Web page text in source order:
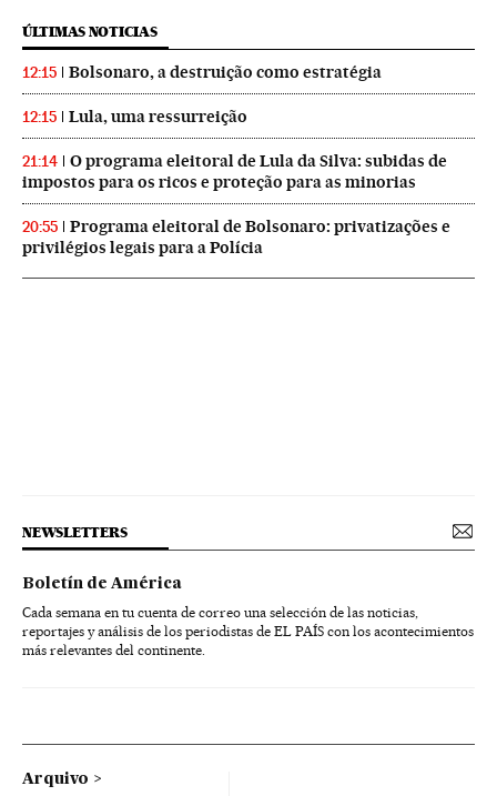
ÚLTIMAS NOTICIAS
12:15 Bolsonaro, a destruição como estratégia
12:15 Lula, uma ressurreição
21:14
O programa eleitoral de Lula da Silva: subidas de
impostos para os ricos e proteção para as minorias
20:55
Programa eleitoral de Bolsonaro: privatizações e
privilégios legais para a Polícia
NEWSLETTERS
Boletín de América
Cada semana en tu cuenta de correo una selección de las noticias,
reportajes y análisis de los periodistas de EL PAÍS con los acontecimientos
más relevantes del continente.
Arquivo